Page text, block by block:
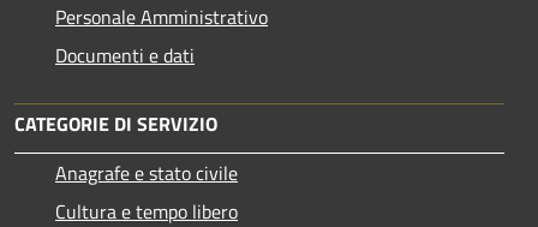
Personale Amministrativo
Documenti e dati
CATEGORIE DI SERVIZIO
Anagrafe e stato civile
Cultura e tempo libero